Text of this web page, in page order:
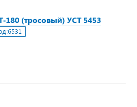
180 (тросовый) УСТ 5453
6531